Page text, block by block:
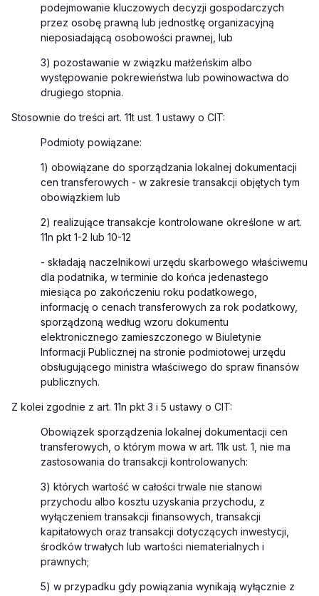
podejmowanie kluczowych decyzji gospodarczych
przez osobę prawną lub jednostkę organizacyjną
nieposiadającą osobowości prawnej, lub
3) pozostawanie w związku małżeńskim albo
występowanie pokrewieństwa lub powinowactwa do
drugiego stopnia.
Stosownie do treści art. 11t ust. 1 ustawy o CIT:
Podmioty powiązane:
1) obowiązane do sporządzania lokalnej dokumentacji
cen transferowych - w zakresie transakcji objętych tym
obowiązkiem lub
2) realizujące transakcje kontrolowane określone w art.
11n pkt 1-2 lub 10-12
- składają naczelnikowi urzędu skarbowego właściwemu
dla podatnika, w terminie do końca jedenastego
miesiąca po zakończeniu roku podatkowego,
informację o cenach transferowych za rok podatkowy,
sporządzoną według wzoru dokumentu
elektronicznego zamieszczonego w Biuletynie
Informacji Publicznej na stronie podmiotowej urzędu
obsługującego ministra właściwego do spraw finansów
publicznych.
Z kolei zgodnie z art. 11n pkt 3 i 5 ustawy o CIT:
Obowiązek sporządzenia lokalnej dokumentacji cen
transferowych, o którym mowa w art. 11k ust. 1, nie ma
zastosowania do transakcji kontrolowanych:
3) których wartość w całości trwale nie stanowi
przychodu albo kosztu uzyskania przychodu, z
wyłączeniem transakcji finansowych, transakcji
kapitałowych oraz transakcji dotyczących inwestycji,
środków trwałych lub wartości niematerialnych i
prawnych;
5) w przypadku gdy powiązania wynikają wyłącznie z